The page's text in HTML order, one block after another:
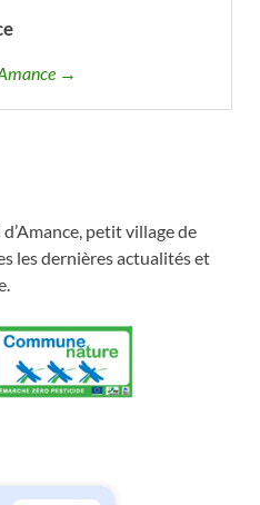
→
petit village de
les dernières actualités et